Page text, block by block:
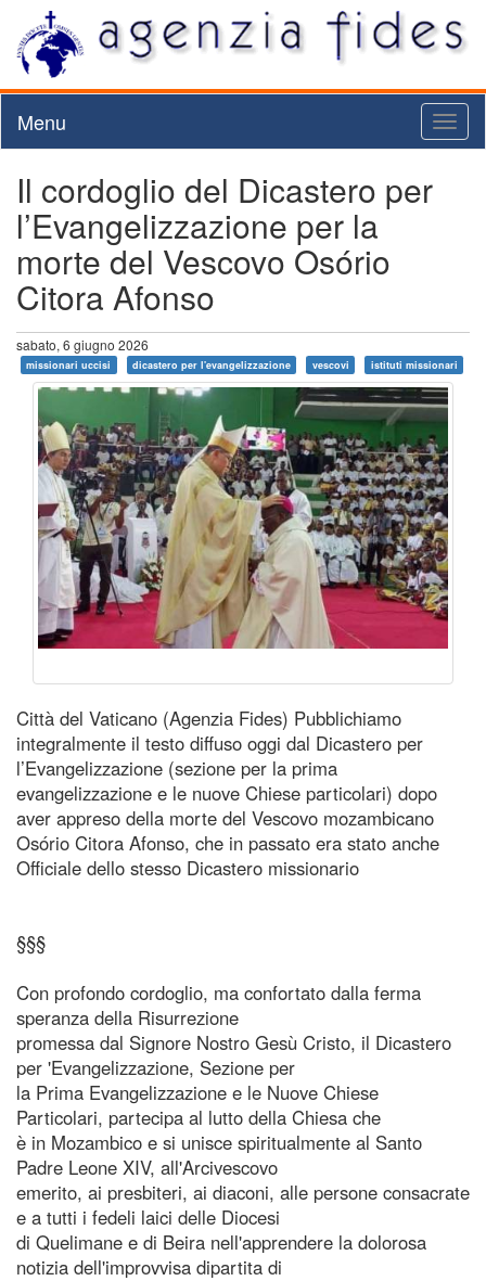
Menu
Il cordoglio del Dicastero per
l’Evangelizzazione per la
morte del Vescovo Osório
Citora Afonso
sabato, 6 giugno 2026
missionari uccisi dicastero per l'evangelizzazione vescovi istituti missionari
Città del Vaticano (Agenzia Fides) Pubblichiamo
integralmente il testo diffuso oggi dal Dicastero per
l’Evangelizzazione (sezione per la prima
evangelizzazione e le nuove Chiese particolari) dopo
aver appreso della morte del Vescovo mozambicano
Osório Citora Afonso, che in passato era stato anche
Officiale dello stesso Dicastero missionario
§§§
Con profondo cordoglio, ma confortato dalla ferma
speranza della Risurrezione
promessa dal Signore Nostro Gesù Cristo, il Dicastero
per 'Evangelizzazione, Sezione per
la Prima Evangelizzazione e le Nuove Chiese
Particolari, partecipa al lutto della Chiesa che
è in Mozambico e si unisce spiritualmente al Santo
Padre Leone XIV, all'Arcivescovo
emerito, ai presbiteri, ai diaconi, alle persone consacrate
e a tutti i fedeli laici delle Diocesi
di Quelimane e di Beira nell'apprendere la dolorosa
notizia dell'improvvisa dipartita di